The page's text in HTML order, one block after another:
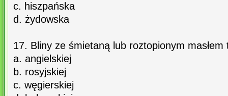
c. hiszpańska
d. żydowska
17. Bliny ze śmietaną lub roztopionym
a. angielskiej
b. rosyjskiej
c. węgierskiej